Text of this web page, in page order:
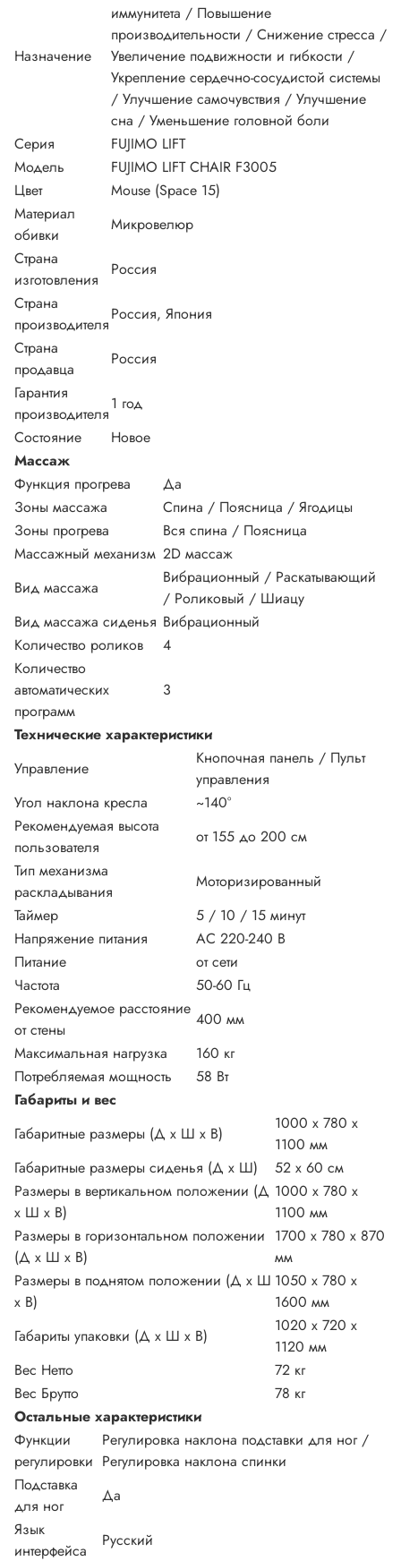
Назначение
иммунитета / Повышение
производительности / Снижение стресса /
Увеличение подвижности и гибкости /
Укрепление сердечно-сосудистой системы
/ Улучшение самочувствия / Улучшение
сна / Уменьшение головной боли
Серия
FUJIMO LIFT
Модель
FUJIMO LIFT CHAIR F3005
Цвет
Mouse (Space 15)
Материал
обивки
Микровелюр
Страна
изготовления
Россия
Страна
производителя
Россия, Япония
Страна
продавца
Россия
Гарантия
производителя
1 год
Состояние
Новое
Массаж
Функция прогрева
Да
Зоны массажа
Спина / Поясница / Ягодицы
Зоны прогрева
Вся спина / Поясница
Массажный механизм 2D массаж
Вид массажа
Вибрационный / Раскатывающий
/ Роликовый / Шиацу
Вид массажа сиденья Вибрационный
Количество роликов
4
Количество
автоматических
программ
3
Технические характеристики
Управление
Кнопочная панель / Пульт
управления
Угол наклона кресла
~140°
Рекомендуемая высота
пользователя
от 155 до 200 см
Тип механизма
раскладывания
Моторизированный
Таймер
5 / 10 / 15 минут
Напряжение питания
АС 220-240 В
Питание
от сети
Частота
50-60 Гц
Рекомендуемое расстояние
от стены
400 мм
Максимальная нагрузка
160 кг
Потребляемая мощность
58 Вт
Габариты и вес
Габаритные размеры (Д х Ш х В)
1000 x 780 x
1100 мм
Габаритные размеры сиденья (Д х Ш)
52 x 60 см
Размеры в вертикальном положении (Д
х Ш х В)
1000 x 780 x
1100 мм
Размеры в горизонтальном положении
(Д х Ш х В)
1700 x 780 x 870
мм
Размеры в поднятом положении (Д х Ш
х В)
1050 x 780 x
1600 мм
Габариты упаковки (Д х Ш х В)
1020 x 720 x
1120 мм
Вес Нетто
72 кг
Вес Брутто
78 кг
Остальные характеристики
Функции
регулировки
Регулировка наклона подставки для ног /
Регулировка наклона спинки
Подставка
для ног
Да
Язык
интерфейса
Русский